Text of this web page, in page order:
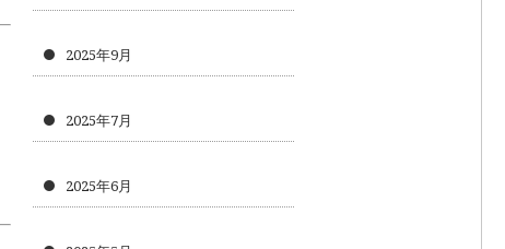
2025年9月
2025年7月
2025年6月